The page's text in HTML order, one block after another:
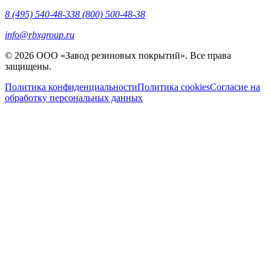
8 (495) 540-48-338 (800) 500-48-38
info@rbxgroup.ru
© 2026 ООО «Завод резиновых покрытий». Все права
защищены.
Политика конфиденциальностиПолитика cookiesСогласие на
обработку персональных данных